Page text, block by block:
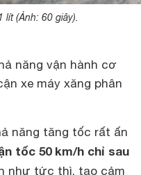
(Ảnh: 60 giây).
năng vận hành cơ
xe máy xăng phân
năng tăng tốc rất ấn
tốc 50 km/h chỉ sau
như tức thì, tạo cảm